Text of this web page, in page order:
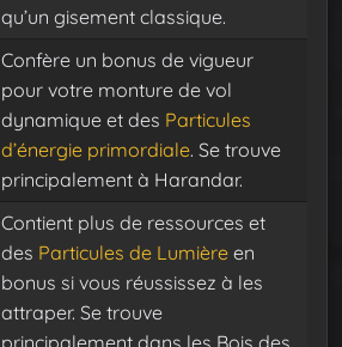
qu’un gisement classique.
Confère un bonus de vigueur
pour votre monture de vol
dynamique et des Particules
d’énergie primordiale. Se trouve
principalement à Harandar.
Contient plus de ressources et
des Particules de Lumière en
bonus si vous réussissez à les
attraper. Se trouve
principalement dans les Bois des